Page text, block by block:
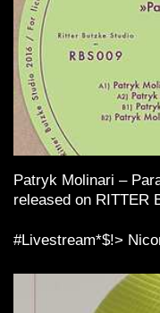
Patryk Molinari –
released on RITTER
#Livestream*$!>